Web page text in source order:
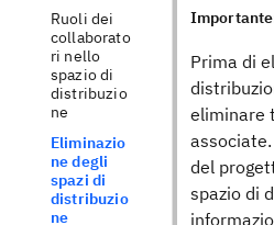
Ruoli dei
collaborato
ri nello
spazio di
distribuzio
ne
Eliminazio
ne degli
spazi di
distribuzio
ne
Prima di
eliminare
del
spazio di